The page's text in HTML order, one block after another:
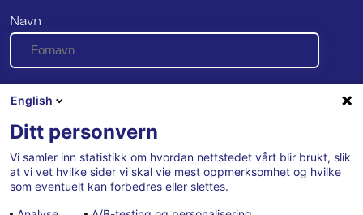
Navn
E-post
Se vår personvernerklæring her
English
Ditt personvern
Vi samler inn statistikk om hvordan nettstedet vårt blir brukt, slik
at vi vet hvilke sider vi skal vie mest oppmerksomhet og hvilke
som eventuelt kan forbedres eller slettes.